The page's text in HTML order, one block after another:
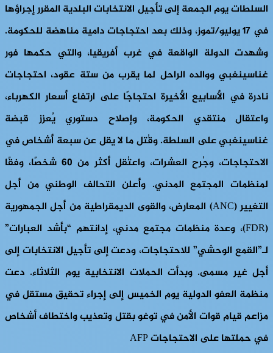
السلطات يوم الجمعة إلى تأجيل الانتخابات البلدية المقرر إجراؤها
في 17 يوليو/تموز، وذلك بعد احتجاجات دامية مناهضة للحكومة.
وشهدت الدولة الواقعة في غرب أفريقيا، والتي حكمها فور
غناسينغبي ووالده الراحل لما يقرب من ستة عقود، احتجاجات
نادرة في الأسابيع الأخيرة احتجاجًا على ارتفاع أسعار الكهرباء،
واعتقال منتقدي الحكومة، وإصلاح دستوري يُعزز قبضة
غناسينغبي على السلطة. وقُتل ما لا يقل عن سبعة أشخاص في
الاحتجاجات، وجُرح العشرات، واعتُقل أكثر من 60 شخصًا، وفقًا
لمنظمات المجتمع المدني. وأعلن التحالف الوطني من أجل
التغيير (ANC) المعارض، والقوى الديمقراطية من أجل الجمهورية
(FDR)، وعدة منظمات مجتمع مدني، إدانتهم “بأشد العبارات”
لـ”القمع الوحشي” للاحتجاجات، ودعت إلى تأجيل الانتخابات إلى
أجل غير مسمى. وبدأت الحملات الانتخابية يوم الثلاثاء. دعت
منظمة العفو الدولية يوم الخميس إلى إجراء تحقيق مستقل في
مزاعم قيام قوات الأمن في توغو بقتل وتعذيب واختطاف أشخاص
في حملتها على الاحتجاجات AFP